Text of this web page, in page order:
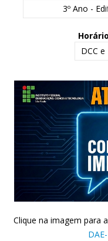
3º Ano -
DCC e
Clique na imagem para